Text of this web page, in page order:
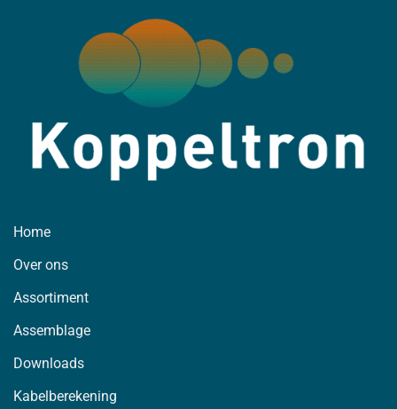
Home
Over ons
Assortiment
Assemblage
Downloads
Kabelberekening